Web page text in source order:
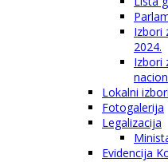
Izbori
2024.
Izbori
Lokalni izbori
Fotogalerija
Legalizacija
Evidencija